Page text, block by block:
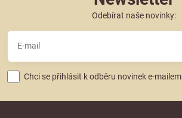
Odebírat naše novinky:
Chci se přihlásit k odběru novinek e-mailem